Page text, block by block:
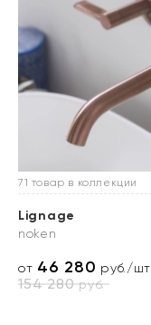
71 товар в коллекции
Lignage
noken
от 46 280 руб./шт
154 280руб.